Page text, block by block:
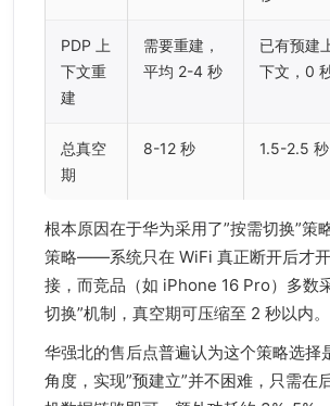
PDP 上
下文重
建
需要重建，
平均 2-4 秒
已有预建
下文，0
总真空
期
8-12 秒 1.5-2.5 秒
根本原因在于华为采用了”按需切换”策
策略——系统只在 WiFi 真正断开后才
接，而竞品（如 iPhone 16 Pro）多数
切换”机制，真空期可压缩至 2 秒以内。
华强北的售后点普遍认为这个策略选择
角度，实现”预建立”并不困难，只需在